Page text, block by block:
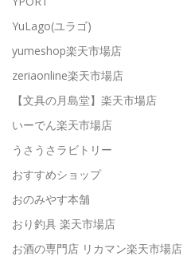
YuLago(ユラゴ)
yumeshop楽天市場店
zeriaonline楽天市場店
【文具の月島堂】楽天市場店
いーでん楽天市場店
うさうさラビトリー
おすすめショップ
おのみやす本舗
おり釣具 楽天市場店
お酒の専門店 リカマン楽天市場店